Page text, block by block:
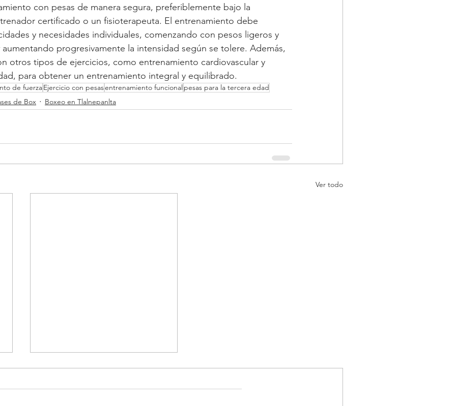
con pesas de manera segura, preferiblemente bajo la
certificado o un fisioterapeuta. El entrenamiento debe
y necesidades individuales, comenzando con pesos ligeros y
progresivamente la intensidad según se tolere. Además,
otros tipos de ejercicios, como entrenamiento cardiovascular y
para obtener un entrenamiento integral y equilibrado.
de fuerzaEjercicio con pesasentrenamiento funcional pesas para la tercera edad
de Box Boxeo en Tlalnepanlta
Ver todo